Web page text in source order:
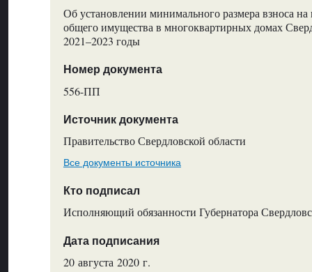
Об установлении минимального размера взноса
общего имущества в многоквартирных домах
2021–2023 годы
Номер документа
556-ПП
Источник документа
Правительство Свердловской области
Все документы источника
Кто подписал
Исполняющий обязанности Губернатора
Дата подписания
20 августа 2020 г.